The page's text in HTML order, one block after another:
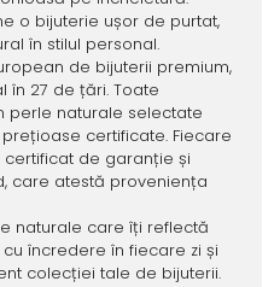
o bijuterie ușor de purtat,
în stilul personal.
de bijuterii premium,
în 27 de țări. Toate
perle naturale selectate
certificate. Fiecare
de garanție și
care atestă proveniența
naturale care îți reflectă
încredere în fiecare zi și
colecției tale de bijuterii.